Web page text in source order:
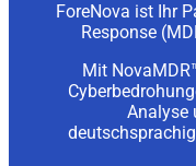
ForeNova ist Ihr
Response
Mit
Analyse